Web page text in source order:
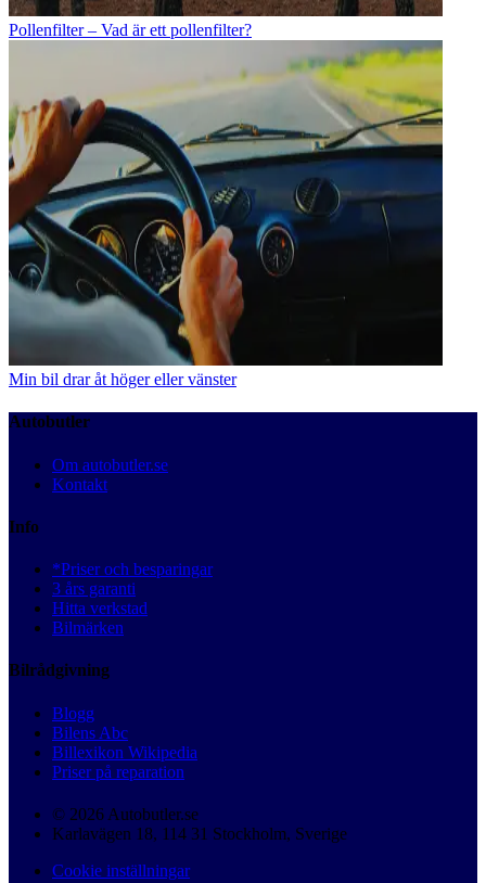
Pollenfilter – Vad är ett pollenfilter?
Min bil drar åt höger eller vänster
Autobutler
Om autobutler.se
Kontakt
Info
*Priser och besparingar
3 års garanti
Hitta verkstad
Bilmärken
Bilrådgivning
Blogg
Bilens Abc
Billexikon Wikipedia
Priser på reparation
© 2026 Autobutler.se
Karlavägen 18, 114 31 Stockholm, Sverige
Cookie inställningar